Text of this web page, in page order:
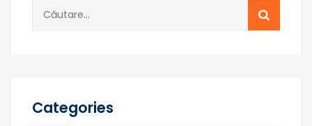
Categories